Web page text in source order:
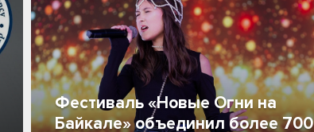
Фестиваль «Новые Огни на
Байкале» объединил более 700